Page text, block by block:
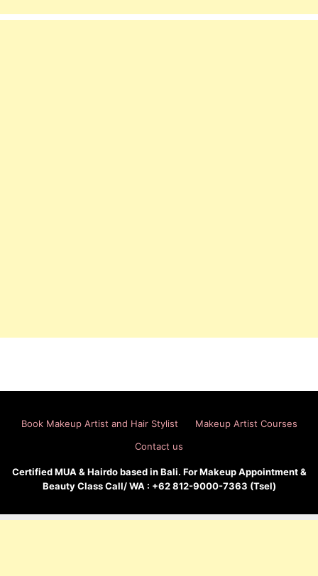
Book Makeup Artist and Hair Stylist
Makeup Artist Courses
Contact us
Certified MUA & Hairdo based in Bali. For Makeup Appointment &
Beauty Class Call/ WA : +62 812-9000-7363 (Tsel)